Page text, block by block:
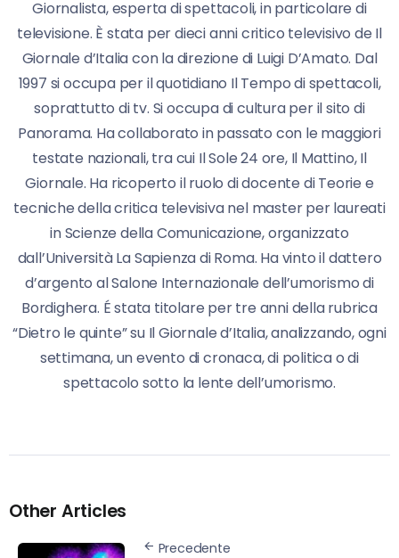
Giornalista, esperta di spettacoli, in particolare di
televisione. È stata per dieci anni critico televisivo de Il
Giornale d’Italia con la direzione di Luigi D’Amato. Dal
1997 si occupa per il quotidiano Il Tempo di spettacoli,
soprattutto di tv. Si occupa di cultura per il sito di
Panorama. Ha collaborato in passato con le maggiori
testate nazionali, tra cui Il Sole 24 ore, Il Mattino, Il
Giornale. Ha ricoperto il ruolo di docente di Teorie e
tecniche della critica televisiva nel master per laureati
in Scienze della Comunicazione, organizzato
dall’Università La Sapienza di Roma. Ha vinto il dattero
d’argento al Salone Internazionale dell’umorismo di
Bordighera. É stata titolare per tre anni della rubrica
“Dietro le quinte” su Il Giornale d’Italia, analizzando, ogni
settimana, un evento di cronaca, di politica o di
spettacolo sotto la lente dell’umorismo.
Other Articles
Precedente